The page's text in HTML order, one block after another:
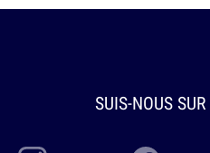
SUIS-NOUS SUR